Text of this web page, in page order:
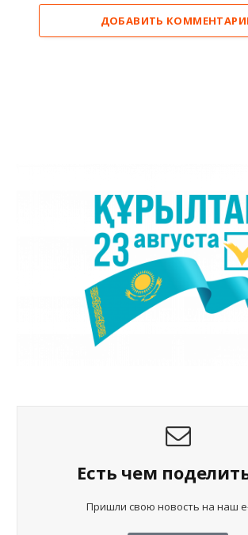
ДОБАВИТЬ
Есть чем
Пришли свою новость на наш